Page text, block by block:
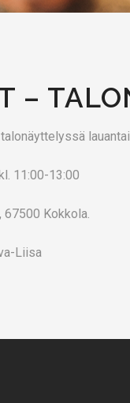
–
11:00-13:00
67500 Kokkola.
Liisa